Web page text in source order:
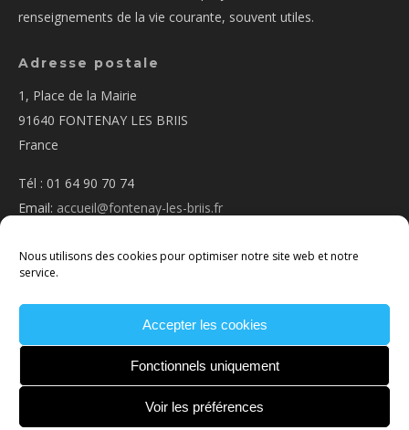
Nous utilisons des cookies pour optimiser notre site web et notre
service.
Accepter les cookies
Fonctionnels uniquement
Voir les préférences
renseignements de la vie courante, souvent utiles.
Adresse postale
1, Place de la Mairie
91640 FONTENAY LES BRIIS
France
Tél : 01 64 90 70 74
Email: accueil@fontenay-les-briis.fr
NOUS CONTACTER
LÉGALES
POLITIQUE DE COOKIES
CONDITIONS
GÉNÉRALES